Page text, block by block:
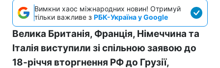
Вимкни хаос міжнародних новин! Отримуй
тільки важливе з РБК-Україна у Google
Велика Британія, Франція, Німеччина та
Італія виступили зі спільною заявою до
18-річчя вторгнення РФ до Грузії,